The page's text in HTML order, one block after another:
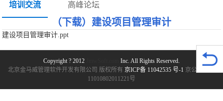
培训交流 高峰论坛
（下载）建设项目管理审计
建设项目管理审计.ppt
Copyright ? 2012
Inc. All Rights Reserved.
北京金马威管理软件开发有限公司 版权所有 京ICP备 11042535 号-1 京公网安备
11010802011221号